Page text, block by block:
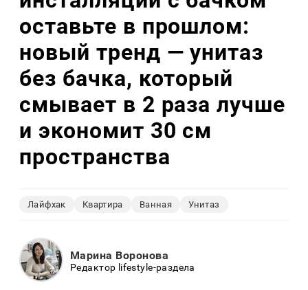
оставьте в прошлом:
новый тренд — унитаз
без бачка, который
смывает в 2 раза лучше
и экономит 30 см
пространства
Лайфхак Квартира Ванная Унитаз
Марина Воронова
Редактор lifestyle-раздела